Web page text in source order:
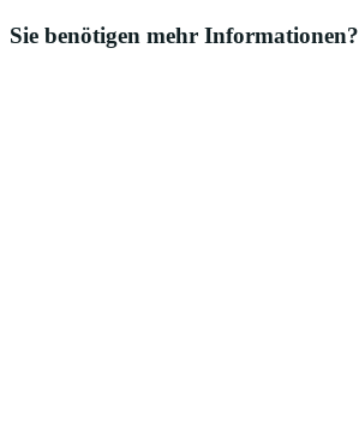
Sie benötigen mehr Informationen?